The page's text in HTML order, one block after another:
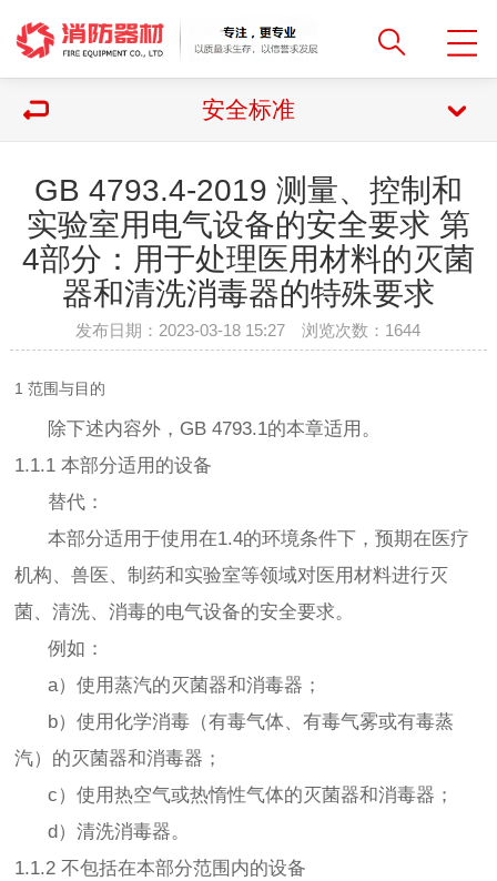
安全标准
GB 4793.4-2019 测量、控制和
实验室用电气设备的安全要求 第
4部分：用于处理医用材料的灭菌
器和清洗消毒器的特殊要求
发布日期：2023-03-18 15:27 浏览次数： 1644
1 范围与目的
除下述内容外，GB 4793.1的本章适用。
1.1.1 本部分适用的设备
替代：
本部分适用于使用在1.4的环境条件下，预期在医疗
机构、兽医、制药和实验室等领域对医用材料进行灭
菌、清洗、消毒的电气设备的安全要求。
例如：
a）使用蒸汽的灭菌器和消毒器；
b）使用化学消毒（有毒气体、有毒气雾或有毒蒸
汽）的灭菌器和消毒器；
c）使用热空气或热惰性气体的灭菌器和消毒器；
d）清洗消毒器。
1.1.2 不包括在本部分范围内的设备